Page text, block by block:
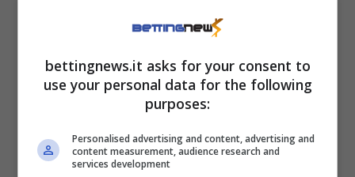
Serie B: i nomi da cerchiare
in rosso
Molto fiscale è anche
arbitro diJuve Stabia-Cittadella. La posta in
gioco per le due compagini è davvero alta,
bettingnews.it asks for your consent to
use your personal data for the following
purposes:
Personalised advertising and content, advertising and
content measurement, audience research and
services development